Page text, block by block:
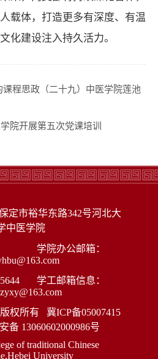
载体，打造更多有深度、有温
化建设注入持久活力。
程思政（二十九）中医学院莲池
院开展第五次党课培训
定市裕华东路342号河北大
中医学院
学院办公邮箱：
学工邮箱信息：
权所有 冀ICP备05007415
备 13060602000986号
of traditional Chinese
University